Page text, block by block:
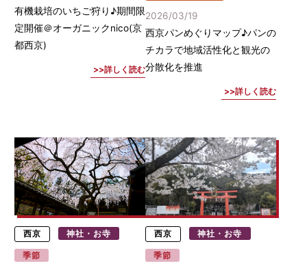
有機栽培のいちご狩り♪期間限
定開催＠オーガニックnico(京
都西京)
詳しく読む
2026/03/19
西京パンめぐりマップ♪パンの
チカラで地域活性化と観光の
分散化を推進
詳しく読む
西京 神社・お寺
季節
西京 神社・お寺
季節